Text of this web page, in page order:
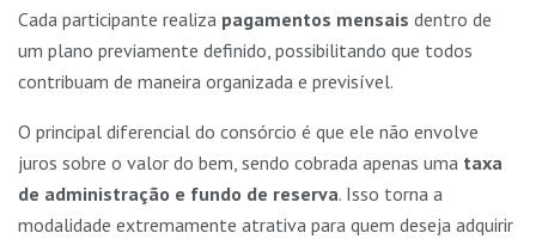
Cada participante realiza pagamentos mensais dentro de
um plano previamente definido, possibilitando que todos
contribuam de maneira organizada e previsível.
O principal diferencial do consórcio é que ele não envolve
juros sobre o valor do bem, sendo cobrada apenas uma taxa
de administração e fundo de reserva. Isso torna a
modalidade extremamente atrativa para quem deseja adquirir